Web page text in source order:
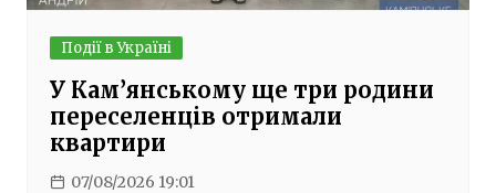
Події в Україні
У Кам’янському ще три родини
переселенців отримали
квартири
07/08/2026 19:01